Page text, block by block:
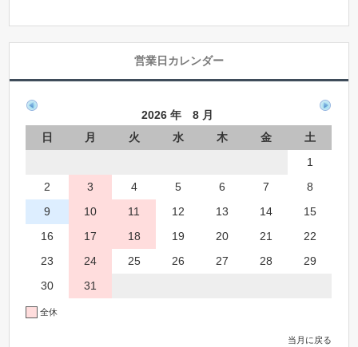
営業日カレンダー
2026 年 8 月
日
月 火 水 木 金
土
1
2
3 4 5 6 7
8
9
10 11 12 13 14
15
16
17 18 19 20 21
22
23
24 25 26 27 28
29
30
31
全休
当月に戻る